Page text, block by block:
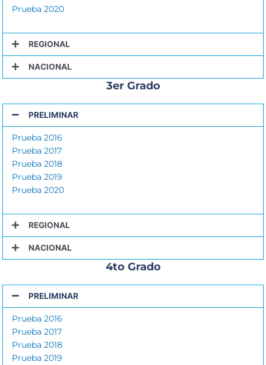
Prueba 2020
REGIONAL
NACIONAL
3er Grado
PRELIMINAR
Prueba 2016
Prueba 2017
Prueba 2018
Prueba 2019
Prueba 2020
REGIONAL
NACIONAL
4to Grado
PRELIMINAR
Prueba 2016
Prueba 2017
Prueba 2018
Prueba 2019